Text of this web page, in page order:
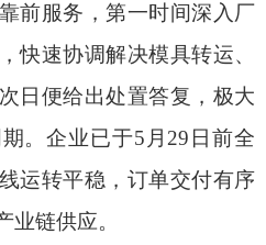
前服务，第一时间深入厂
快速协调解决模具转运、
日便给出处置答复，极大
。企业已于5月29日前全
运转平稳，订单交付有序
业链供应。